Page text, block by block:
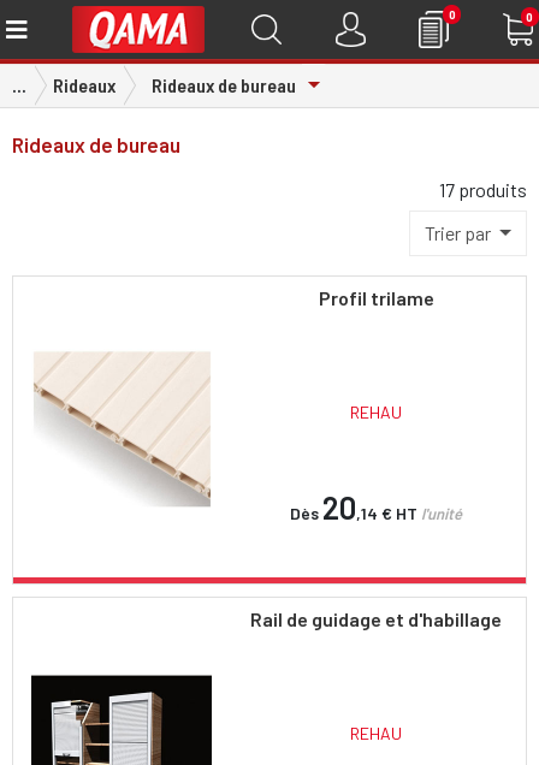
0 0
... Rideaux Rideaux de bureau Toggle Dropdown
Rideaux de bureau
17 produits
Trier par
Profil trilame
REHAU
Dès 20,14 € HT l'unité
Rail de guidage et d'habillage
REHAU